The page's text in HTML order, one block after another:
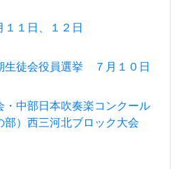
１日、１２日
生徒会役員選挙 ７月１０日
・中部日本吹奏楽コンクール
部）西三河北ブロック大会